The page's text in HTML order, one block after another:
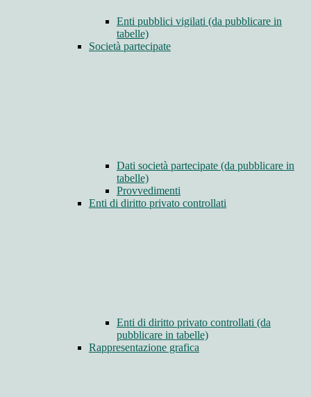
Enti pubblici vigilati (da pubblicare in
tabelle)
Società partecipate
Dati società partecipate (da pubblicare in
tabelle)
Provvedimenti
Enti di diritto privato controllati
Enti di diritto privato controllati (da
pubblicare in tabelle)
Rappresentazione grafica